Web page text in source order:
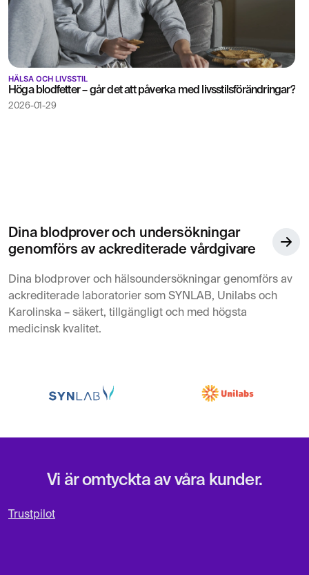
HÄLSA OCH LIVSSTIL
Höga blodfetter – går det att påverka med livsstilsförändringar?
2026-01-29
Dina blodprover och undersökningar
genomförs av ackrediterade vårdgivare
Dina blodprover och hälsoundersökningar genomförs av
ackrediterade laboratorier som SYNLAB, Unilabs och
Karolinska – säkert, tillgängligt och med högsta
medicinsk kvalitet.
Vi är omtyckta av våra kunder.
Trustpilot